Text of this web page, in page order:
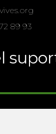
89 93